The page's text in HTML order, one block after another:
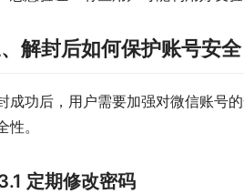
解封后如何保护账号安全
成功后，用户需要加强对微信账号
性。
定期修改密码